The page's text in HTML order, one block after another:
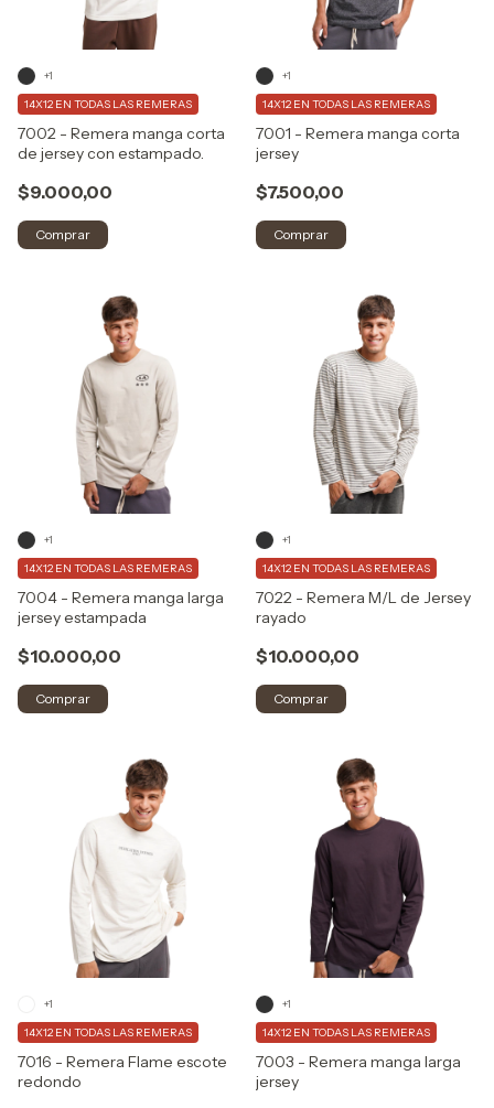
7002 - Remera manga corta
de jersey con estampado.
$9.000,00
14X12 EN TODAS LAS REMERAS
+1
Comprar
7001 - Remera manga corta
jersey
$7.500,00
14X12 EN TODAS LAS REMERAS
+1
Comprar
7004 - Remera manga larga
jersey estampada
$10.000,00
14X12 EN TODAS LAS REMERAS
+1
Comprar
7022 - Remera M/L de Jersey
rayado
$10.000,00
14X12 EN TODAS LAS REMERAS
+1
Comprar
7016 - Remera Flame escote
redondo
14X12 EN TODAS LAS REMERAS
+1
7003 - Remera manga larga
jersey
14X12 EN TODAS LAS REMERAS
+1